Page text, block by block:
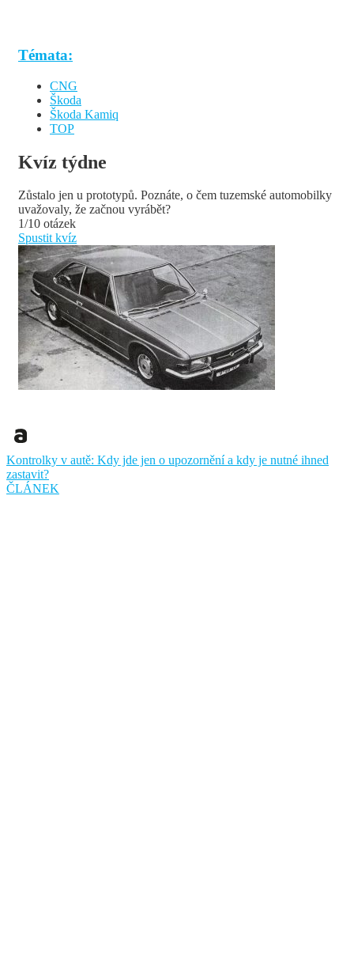
Témata:
CNG
Škoda
Škoda Kamiq
TOP
Kvíz týdne
Zůstalo jen u prototypů. Poznáte, o čem tuzemské automobilky
uvažovaly, že začnou vyrábět?
1/10 otázek
Spustit kvíz
Kontrolky v autě: Kdy jde jen o upozornění a kdy je nutné ihned
zastavit?
ČLÁNEK